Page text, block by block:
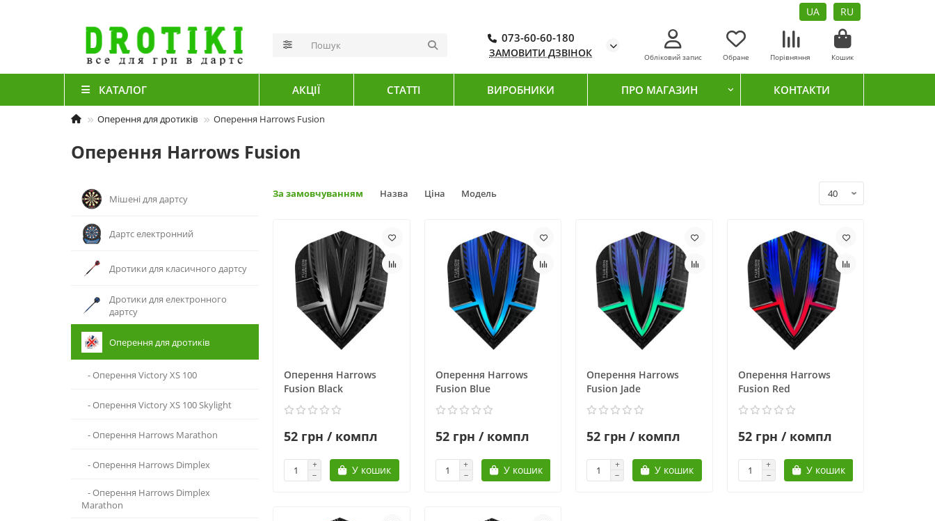
UA RU
073-60-60-180
ЗАМОВИТИ ДЗВІНОК Обліковий запис Обране Порівняння Кошик
КАТАЛОГ АКЦІЇ СТАТТІ ВИРОБНИКИ ПРО МАГАЗИН КОНТАКТИ
Оперення для дротиків Оперення Harrows Fusion
Оперення Harrows Fusion
Мішені для дартсу
Дартс електронний
Дротики для класичного дартсу
Дротики для електронного
дартсу
Оперення для дротиків
- Оперення Victory XS 100
- Оперення Victory XS 100 Skylight
- Оперення Harrows Marathon
- Оперення Harrows Dimplex
- Оперення Harrows Dimplex
Marathon
За замовчуванням Назва Ціна Модель
Оперення Harrows
Fusion Black
52 грн / компл
У кошик
Оперення Harrows
Fusion Blue
52 грн / компл
У кошик
Оперення Harrows
Fusion Jade
52 грн / компл
У кошик
Оперення Harrows
Fusion Red
52 грн / компл
У кошик